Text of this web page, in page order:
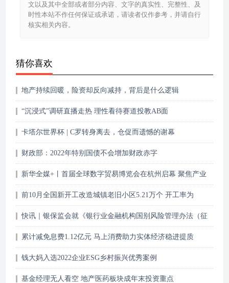
文以及其中全部或者部分内容、文字的真实性、完整性、及
时性本站不作任何保证或承诺，请读者仅作参考，并请自行
核实相关内容。
猜你喜欢
地产持续回暖，险资却反向减持，背后是什么逻辑
“沉浸式”调研直播走热 理性看待赛道投教AB面
卡塔尔世界杯 | C罗转身离去，仓促而遗憾的谢幕
财政部：2022年特别国债不会增加财政赤字
新华全媒+丨首届全球数字贸易博览会在杭州启幕 聚焦产业
前10月全国新开工改造城镇老旧小区5.21万个 开工率为
快讯｜银保监会就《银行业金融机构国别风险管理办法（征
累计减免息费1.12亿元 马上消费助力实体经济稳进提质
钱大妈入选2022企业ESG乡村振兴优秀案例
基金经理无人看空 地产医药板块成年末投资重点